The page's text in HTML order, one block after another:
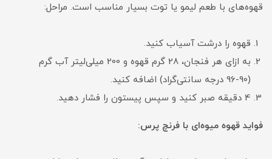
قهوه‌های با طعم لیمو یا توت بسیار مناسب است. مراحل:
قهوه را درشت آسیاب کنید.
به ازای هر فنجان، 28 گرم قهوه و 200 میلی‌لیتر آب گرم
(90-96 درجه سانتی‌گراد) اضافه کنید.
4 دقیقه صبر کنید و سپس پیستون را فشار دهید.
فواید قهوه میوه‌ای با فرنچ پرس: